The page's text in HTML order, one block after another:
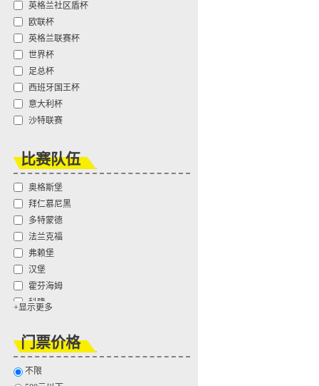
英格兰社区盾杯
欧联杯
英格兰联赛杯
世界杯
足总杯
西班牙国王杯
意大利杯
沙特联赛
比赛队伍
奥格斯堡
拜仁慕尼黑
多特蒙德
法兰克福
弗赖堡
汉堡
霍芬海姆
科隆
勒沃库森
美因茨
门兴格拉德巴赫
+显示更多
门票价格
不限